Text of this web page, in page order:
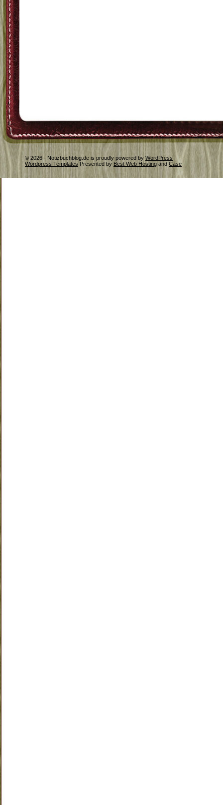
© 2026 - Notizbuchblog.de is proudly powered by WordPress
Wordpress Templates Presented by Best Web Hosting and Case